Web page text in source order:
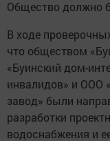
Общество должно
В ходе
что обществом
«Буинский дом-
инвалидов» и ООО
завод» были
разработки
водоснабжения и